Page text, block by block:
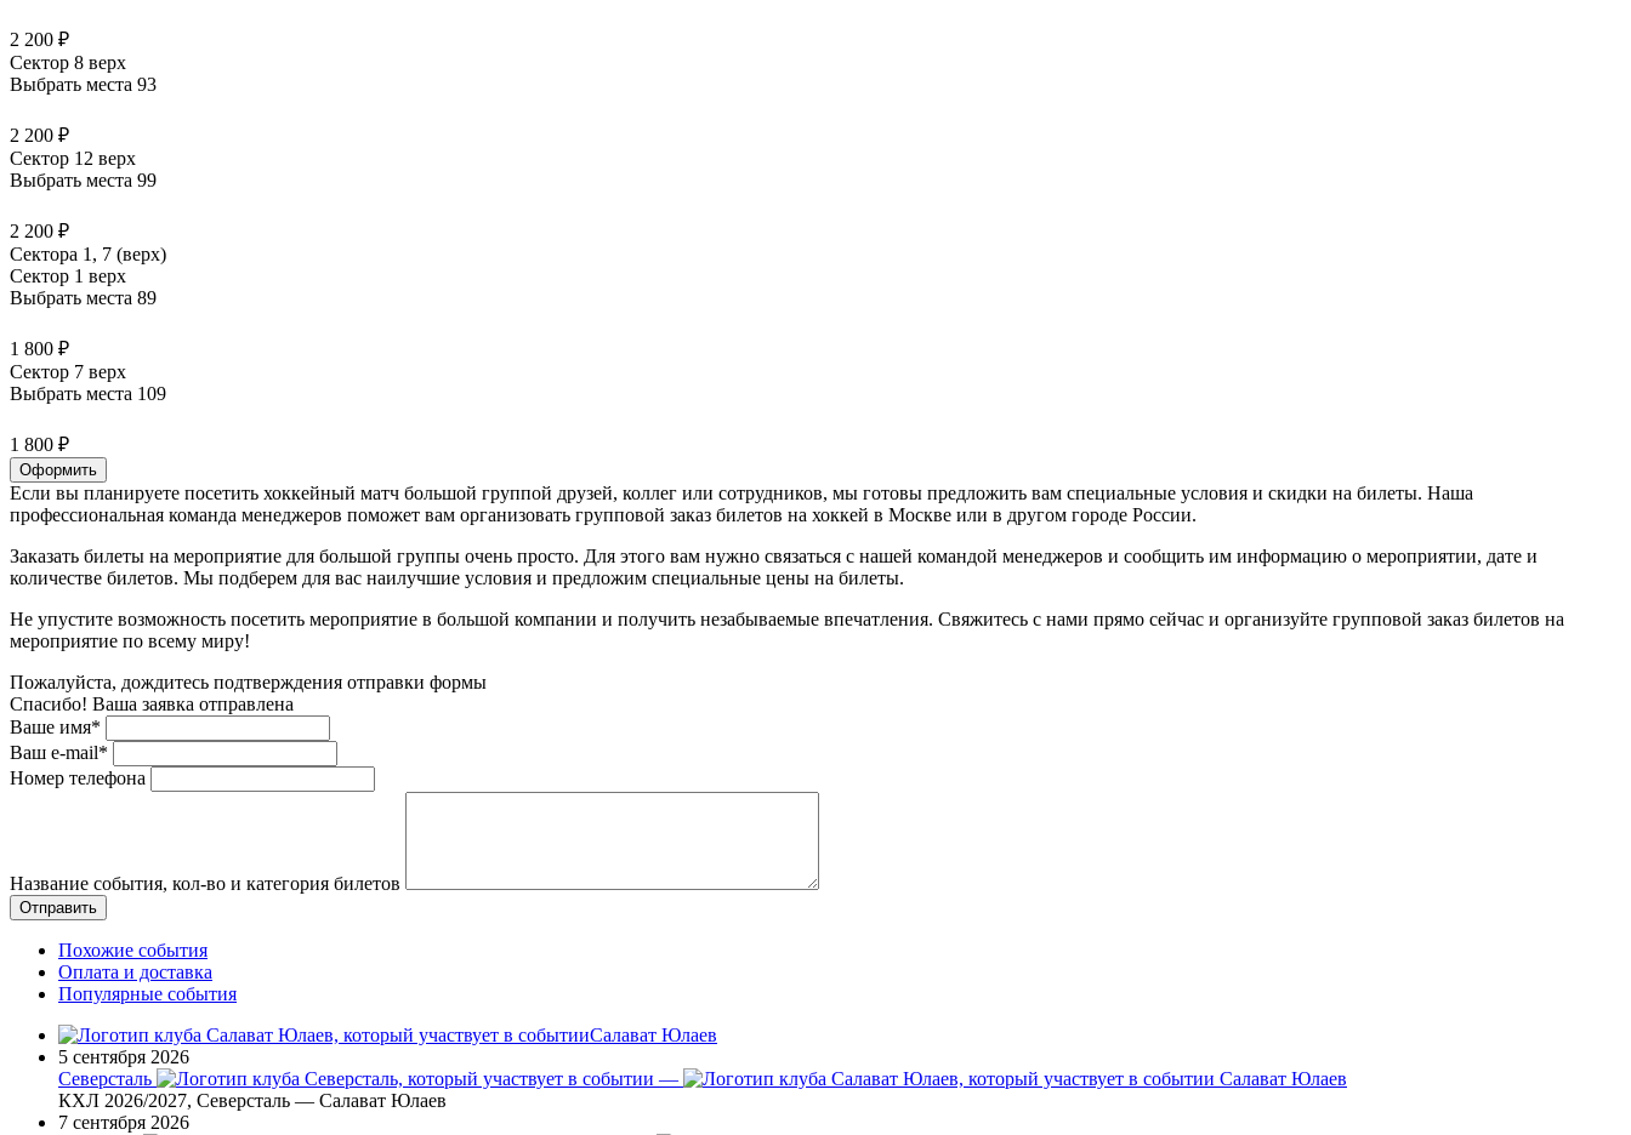
2 200 ₽
Сектор 8 верх
Выбрать места 93
2 200 ₽
Сектор 12 верх
Выбрать места 99
2 200 ₽
Сектора 1, 7 (верх)
Сектор 1 верх
Выбрать места 89
1 800 ₽
Сектор 7 верх
Выбрать места 109
1 800 ₽
Оформить
Если вы планируете посетить хоккейный матч большой группой друзей, коллег или сотрудников, мы готовы предложить вам специальные условия и скидки на билеты. Наша
профессиональная команда менеджеров поможет вам организовать групповой заказ билетов на хоккей в Москве или в другом городе России.
Заказать билеты на мероприятие для большой группы очень просто. Для этого вам нужно связаться с нашей командой менеджеров и сообщить им информацию о мероприятии, дате и
количестве билетов. Мы подберем для вас наилучшие условия и предложим специальные цены на билеты.
Не упустите возможность посетить мероприятие в большой компании и получить незабываемые впечатления. Свяжитесь с нами прямо сейчас и организуйте групповой заказ билетов на
мероприятие по всему миру!
Пожалуйста, дождитесь подтверждения отправки формы
Спасибо! Ваша заявка отправлена
Ваше имя*
Ваш e-mail*
Номер телефона
Название события, кол-во и категория билетов
Похожие события
Оплата и доставка
Популярные события
Салават Юлаев
5 сентября 2026
Северсталь
—
Салават Юлаев
КХЛ 2026/2027, Северсталь — Салават Юлаев
7 сентября 2026